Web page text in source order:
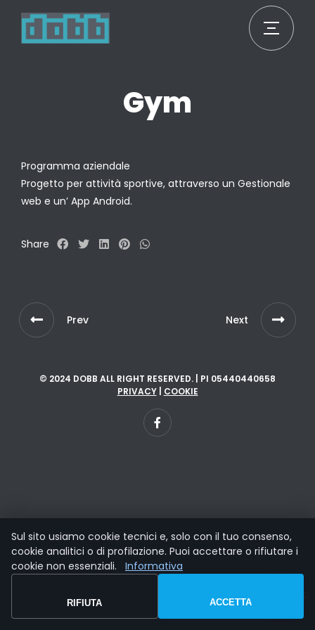
Gym
Programma aziendale
Progetto per attività sportive, attraverso un Gestionale
web e un’ App Android.
Share
Prev Next
© 2024 DOBB ALL RIGHT RESERVED. | PI 05440440658
PRIVACY| COOKIE
Sul sito usiamo cookie tecnici e, solo con il tuo consenso,
cookie analitici o di profilazione. Puoi accettare o rifiutare i
cookie non essenziali.
Informativa
RIFIUTA ACCETTA